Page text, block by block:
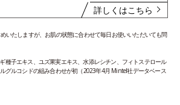
詳しくはこちら
いたしますが、お肌の状態に合わせて毎日お使いいただいても問
種子エキス、ユズ果実エキス、水添レシチン、フィトステロール
グルコシドの組み合わせが初（2023年4月 Mintel社データベース